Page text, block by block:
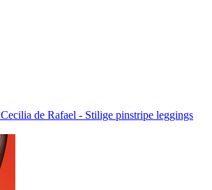
Cecilia de Rafael - Stilige pinstripe leggings